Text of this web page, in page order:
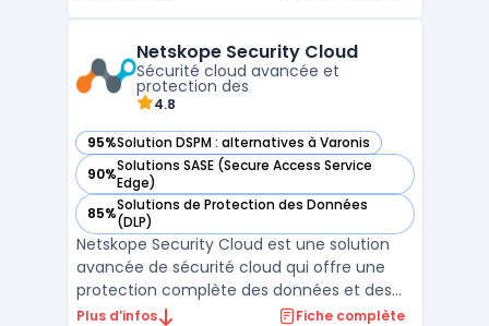
Netskope Security Cloud
Sécurité cloud avancée et
protection des
4.8
95%Solution DSPM : alternatives à Varonis
— voir Netskope Security Cloud dans cette catégorie
90%Solutions SASE (Secure Access Service
Edge)
— voir Netskope Security Cloud dans cette catégorie
85%Solutions de Protection des Données
(DLP)
— voir Netskope Security Cloud dans cette catégorie
Netskope Security Cloud est une solution
avancée de sécurité cloud qui offre une
protection complète des données et des
applications dans les environnements
Plus d’infos Fiche complète